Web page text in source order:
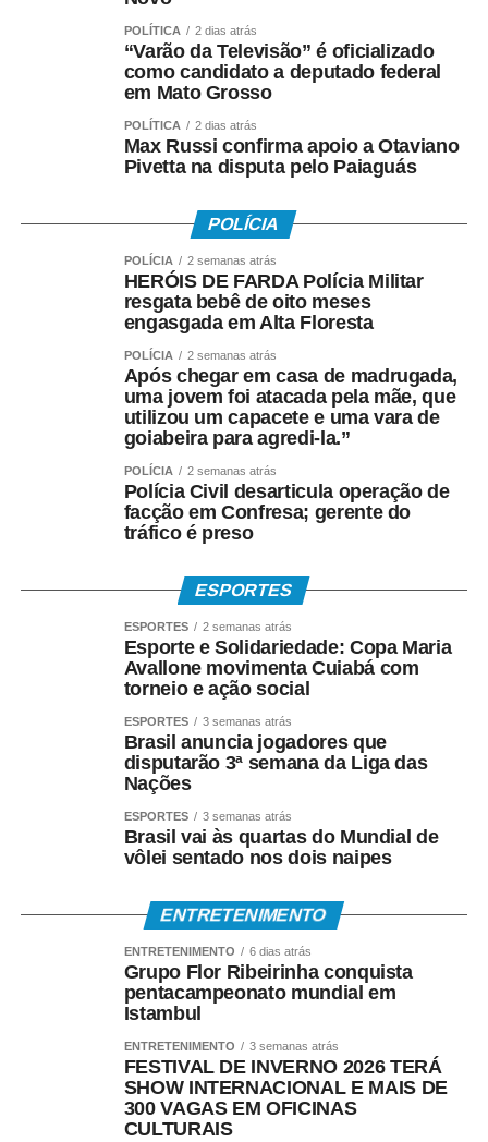
POLÍTICA 2 dias atrás
“Varão da Televisão” é oficializado
como candidato a deputado federal
em Mato Grosso
POLÍTICA 2 dias atrás
Max Russi confirma apoio a Otaviano
Pivetta na disputa pelo Paiaguás
POLÍCIA
POLÍCIA 2 semanas atrás
HERÓIS DE FARDA Polícia Militar
resgata bebê de oito meses
engasgada em Alta Floresta
POLÍCIA 2 semanas atrás
Após chegar em casa de madrugada,
uma jovem foi atacada pela mãe, que
utilizou um capacete e uma vara de
goiabeira para agredi-la.”
POLÍCIA 2 semanas atrás
Polícia Civil desarticula operação de
facção em Confresa; gerente do
tráfico é preso
ESPORTES
ESPORTES 2 semanas atrás
Esporte e Solidariedade: Copa Maria
Avallone movimenta Cuiabá com
torneio e ação social
ESPORTES 3 semanas atrás
Brasil anuncia jogadores que
disputarão 3ª semana da Liga das
Nações
ESPORTES 3 semanas atrás
Brasil vai às quartas do Mundial de
vôlei sentado nos dois naipes
ENTRETENIMENTO
ENTRETENIMENTO 6 dias atrás
Grupo Flor Ribeirinha conquista
pentacampeonato mundial em
Istambul
ENTRETENIMENTO 3 semanas atrás
FESTIVAL DE INVERNO 2026 TERÁ
SHOW INTERNACIONAL E MAIS DE
300 VAGAS EM OFICINAS
CULTURAIS